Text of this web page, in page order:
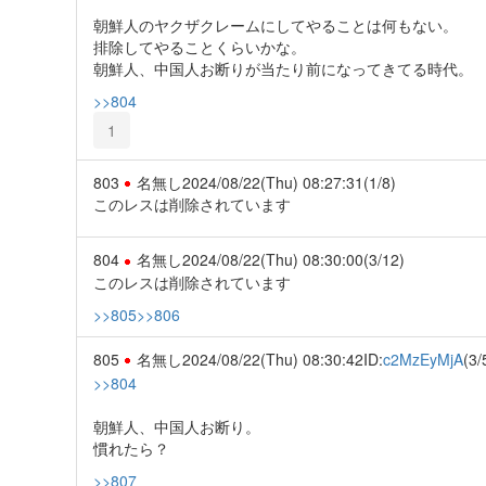
朝鮮人のヤクザクレームにしてやることは何もない。
排除してやることくらいかな。
朝鮮人、中国人お断りが当たり前になってきてる時代。
>>804
1
803 名無し2024/08/22(Thu) 08:27:31 (1/8)
このレスは削除されています
804 名無し2024/08/22(Thu) 08:30:00(3/12)
このレスは削除されています
>>805>>806
805 名無し2024/08/22(Thu) 08:30:42ID:c2MzEyMjA(3/
>>804
朝鮮人、中国人お断り。
慣れたら？
>>807